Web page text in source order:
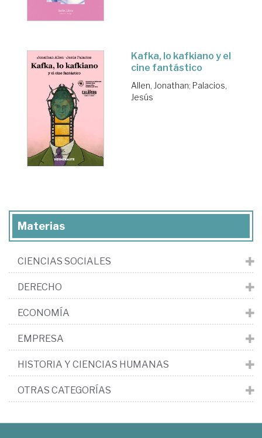
Kafka, lo kafkiano y el
cine fantástico
Allen, Jonathan; Palacios,
Jesús
Materias
CIENCIAS SOCIALES
DERECHO
ECONOMÍA
EMPRESA
HISTORIA Y CIENCIAS HUMANAS
OTRAS CATEGORÍAS